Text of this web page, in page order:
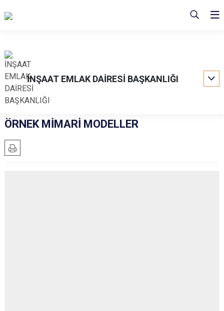
İNŞAAT EMLAK DAİRESİ BAŞKANLIĞI
ÖRNEK MİMARİ MODELLER